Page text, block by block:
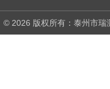
© 2026 版权所有：泰州市